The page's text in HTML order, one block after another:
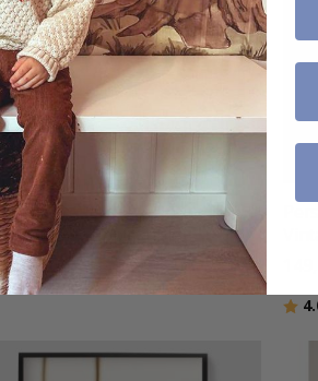
Poster - Akvarell
- Fotouppladdning
kr